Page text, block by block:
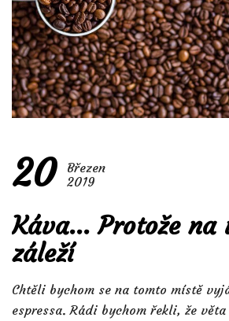
20
Březen
2019
Káva… Protože na
záleží
Chtěli bychom se na tomto místě
espressa. Rádi bychom řekli, že věta